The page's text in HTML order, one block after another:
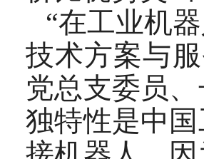
“在工业机
技术方案与
党总支委员
独特性是中